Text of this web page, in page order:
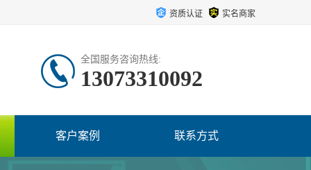
资质认证 实名商家
全国服务咨询热线:
13073310092
客户案例 联系方式